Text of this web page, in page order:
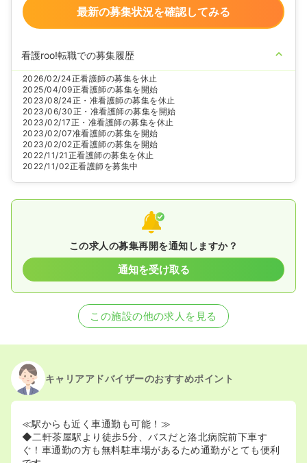
最新の募集状況を確認してみる
看護roo!転職での募集履歴
2026/02/24正看護師の募集を休止
2025/04/09正看護師の募集を開始
2023/08/24正・准看護師の募集を休止
2023/06/30正・准看護師の募集を開始
2023/02/17正・准看護師の募集を休止
2023/02/07准看護師の募集を開始
2023/02/02正看護師の募集を開始
2022/11/21 正看護師の募集を休止
2022/11/02正看護師を募集中
この求人の募集再開を通知しますか？
通知を受け取る
この施設の他の求人を見る
キャリアアドバイザーのおすすめポイント
≪駅からも近く車通勤も可能！≫
◆二軒茶屋駅より徒歩5分、バスだと洛北病院前下車す
ぐ！車通勤の方も無料駐車場があるため通勤がとても便利